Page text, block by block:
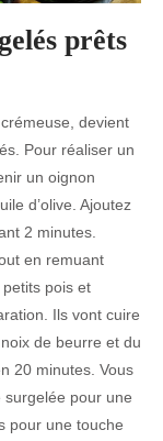
prêts
devient
Pour réaliser un
un oignon
d’olive. Ajoutez
2 minutes.
en remuant
pois et
Ils vont cuire
de beurre et du
20 minutes. Vous
pour une
pour une touche